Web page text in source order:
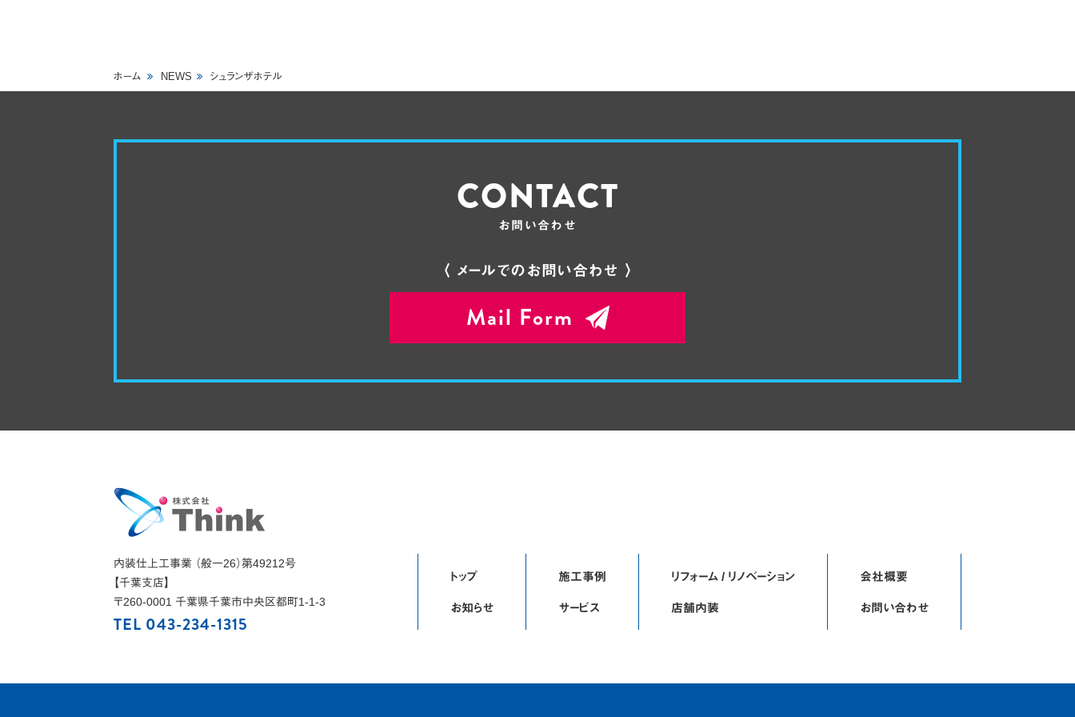
ホーム NEWS シュランザホテル
CONTACT
お問い合わせ
〈 メールでのお問い合わせ 〉
Mail Form
内装仕上工事業 （般一26）第49212号
【千葉支店】
〒260-0001 千葉県千葉市中央区都町1-1-3
TEL 043-234-1315
トップ
お知らせ
施工事例
サービス
リフォーム / リノベーション
店舗内装
会社概要
お問い合わせ